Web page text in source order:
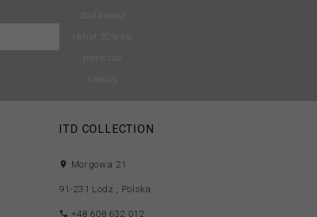
dostaniesz
rabat 20% na
pierwsze
zakupy
ITD COLLECTION
Morgowa 21
91-231 Lodz , Polska
+48 608 632 012